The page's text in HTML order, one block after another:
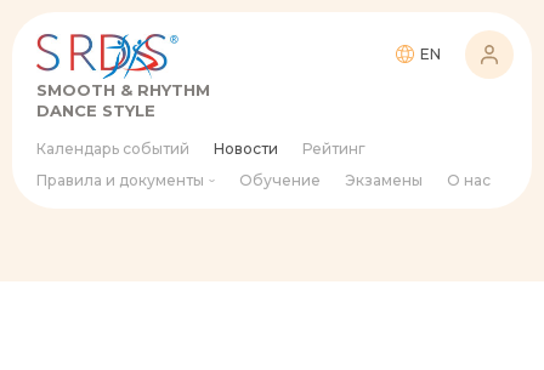
SMOOTH & RHYTHM
DANCE STYLE
EN
Календарь событий Новости
Рейтинг
Правила и документы
Обучение Экзамены О нас